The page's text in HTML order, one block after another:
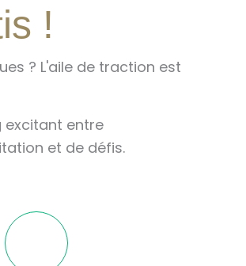
!
? L'aile de traction est
excitant entre
et de défis.